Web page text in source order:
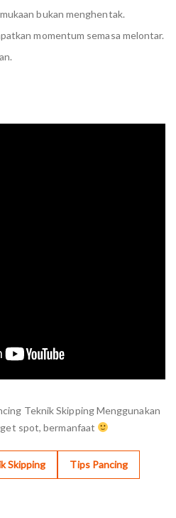
bukan menghentak.
momentum semasa melontar.
Teknik Skipping Menggunakan
spot, bermanfaat
Skipping Tips Pancing